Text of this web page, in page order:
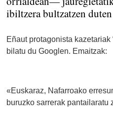
ibiltzera bultzatzen
Eñaut protagonista kazetariak
bilatu du Googlen. Emaitzak:
«Euskaraz, Nafarroako
buruzko sarrerak pantailaratu